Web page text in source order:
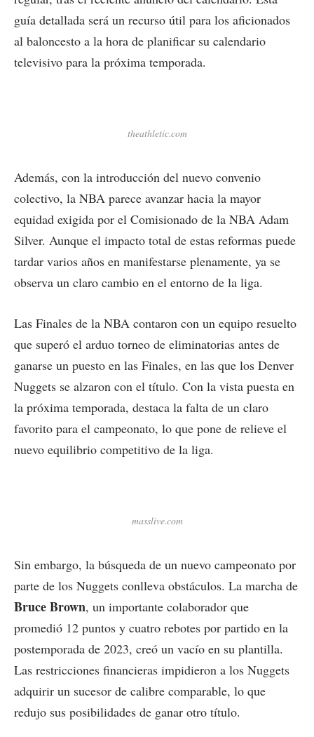
guía detallada será un recurso útil para los aficionados
al baloncesto a la hora de planificar su calendario
televisivo para la próxima temporada.
theathletic.com
Además, con la introducción del nuevo convenio
colectivo, la NBA parece avanzar hacia la mayor
equidad exigida por el Comisionado de la NBA Adam
Silver. Aunque el impacto total de estas reformas puede
tardar varios años en manifestarse plenamente, ya se
observa un claro cambio en el entorno de la liga.
Las Finales de la NBA contaron con un equipo resuelto
que superó el arduo torneo de eliminatorias antes de
ganarse un puesto en las Finales, en las que los Denver
Nuggets se alzaron con el título. Con la vista puesta en
la próxima temporada, destaca la falta de un claro
favorito para el campeonato, lo que pone de relieve el
nuevo equilibrio competitivo de la liga.
masslive.com
Sin embargo, la búsqueda de un nuevo campeonato por
parte de los Nuggets conlleva obstáculos. La marcha de
Bruce Brown, un importante colaborador que
promedió 12 puntos y cuatro rebotes por partido en la
postemporada de 2023, creó un vacío en su plantilla.
Las restricciones financieras impidieron a los Nuggets
adquirir un sucesor de calibre comparable, lo que
redujo sus posibilidades de ganar otro título.